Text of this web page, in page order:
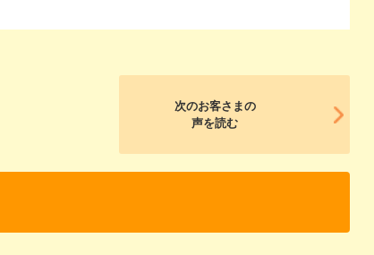
次のお客さまの
声を読む